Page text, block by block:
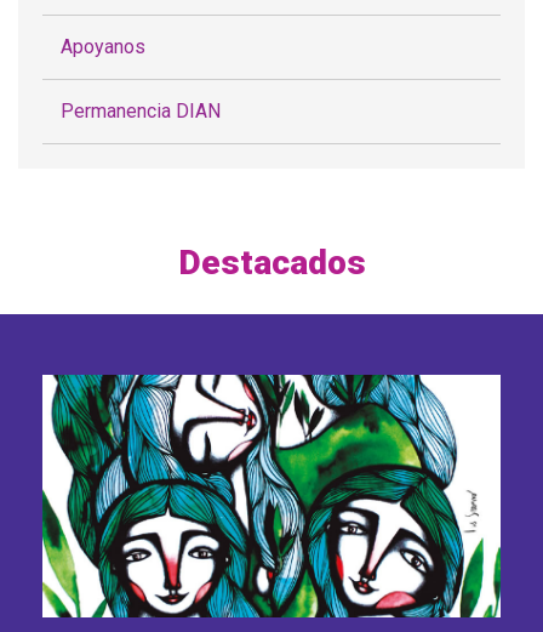
Apoyanos
Permanencia DIAN
Destacados
Asambleas de mujeres